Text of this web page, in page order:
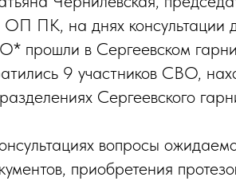
ПК, на днях консультации
прошли в Сергеевском
9 участников СВО,
Сергеевского
вопросы
приобретения